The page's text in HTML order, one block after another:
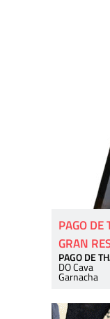
PAGO DE
GRAN
PAGO DE
DO Cava
Garnacha